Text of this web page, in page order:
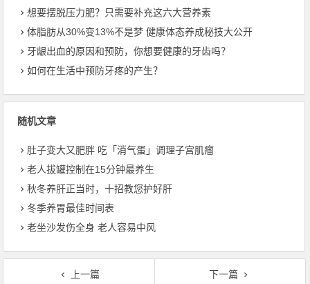
想要摆脱压力肥？只需要补充这六大营养素
体脂肪从30%变13%不是梦 健康体态养成秘技大公开
牙龈出血的原因和预防，你想要健康的牙齿吗？
如何在生活中预防牙疼的产生？
随机文章
肚子变大又肥胖 吃「消气蛋」调理子宫肌瘤
老人拔罐控制在15分钟最养生
秋冬养肝正当时，十招教您护好肝
冬季养胃最佳时间表
老坐沙发伤全身 老人容易中风
上一篇
下一篇